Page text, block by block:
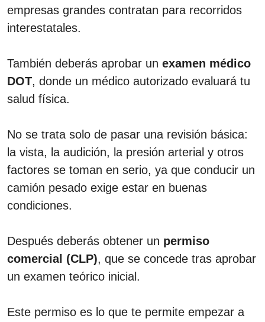
empresas grandes contratan para recorridos
interestatales.
También deberás aprobar un examen médico
DOT, donde un médico autorizado evaluará tu
salud física.
No se trata solo de pasar una revisión básica:
la vista, la audición, la presión arterial y otros
factores se toman en serio, ya que conducir un
camión pesado exige estar en buenas
condiciones.
Después deberás obtener un permiso
comercial (CLP), que se concede tras aprobar
un examen teórico inicial.
Este permiso es lo que te permite empezar a